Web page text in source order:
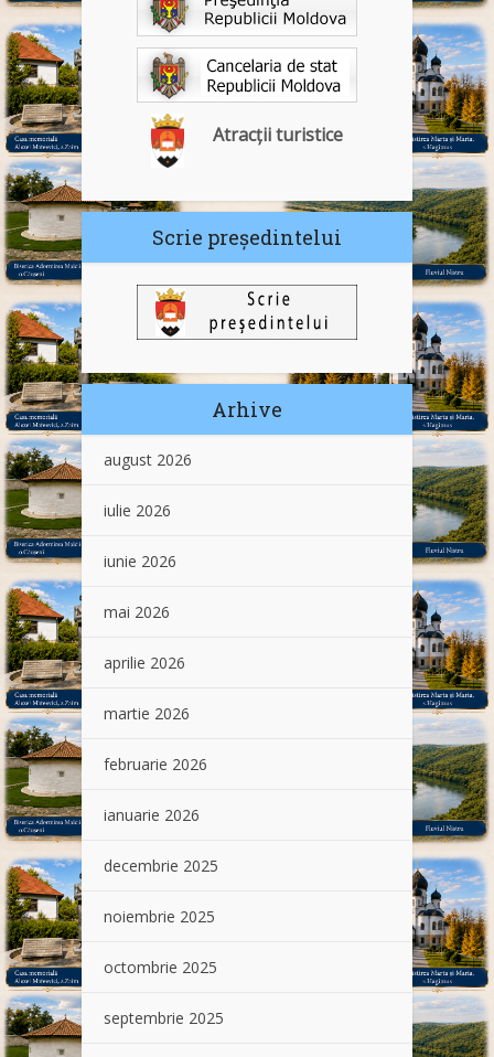
Atracții turistice
Scrie președintelui
Arhive
august 2026
iulie 2026
iunie 2026
mai 2026
aprilie 2026
martie 2026
februarie 2026
ianuarie 2026
decembrie 2025
noiembrie 2025
octombrie 2025
septembrie 2025